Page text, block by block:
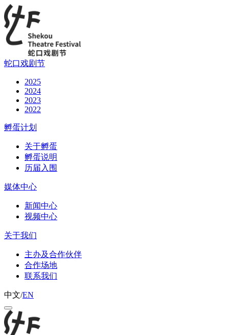
蛇口戏剧节
2025
2024
2023
2022
孵蛋计划
关于孵蛋
孵蛋说明
历届入围
媒体中心
新闻中心
视频中心
关于我们
主办及合作伙伴
合作场地
联系我们
中文/EN